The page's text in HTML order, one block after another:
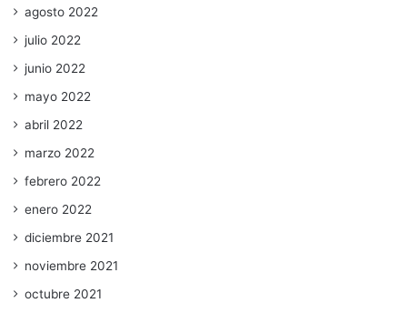
agosto 2022
julio 2022
junio 2022
mayo 2022
abril 2022
marzo 2022
febrero 2022
enero 2022
diciembre 2021
noviembre 2021
octubre 2021